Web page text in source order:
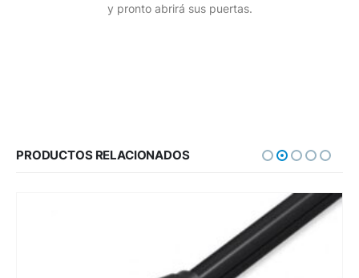
y pronto abrirá sus puertas.
PRODUCTOS RELACIONADOS